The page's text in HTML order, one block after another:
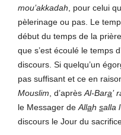
mou’akkadah , pour celui
pèlerinage ou pas. Le
début du temps de la
que s’est écoulé le temps
discours. Si quelqu’un
pas suffisant et ce en
Mouslim , d’après Al-Bara’
le Messager de Allah salla
discours le Jour du